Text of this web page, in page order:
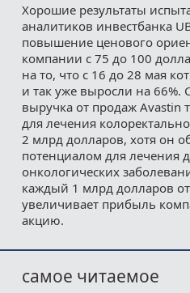
Хорошие результаты
аналитиков инвестбанка
повышение ценового
компании с 75 до 100
на то, что с 16 до 28 мая
и так уже выросли на 66%.
выручка от продаж Avastin
для лечения
2 млрд долларов, хотя он
потенциалом для лечения
онкологических
каждый 1 млрд долларов
увеличивает прибыль
акцию.
самое читаемое